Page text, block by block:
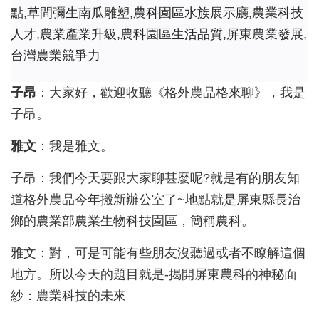
點,草間彌生南瓜雕塑,農科園區水族展示廳,農業科技
人才,農業產業升級,農科園區生活品質,屏東農業發展,
台灣農業競爭力
子昂 ：大家好，歡迎收聽《格外農品格來聊》，我是
子昂。
雅文 ：我是雅文。
子昂：我們今天要跟大家聊甚麼呢?就是有的朋友知
道格外農品今年搬新辦公室了~地點就是屏東縣長治
鄉的農業部農業生物科技園區，簡稱農科。
雅文：對，可是可能有些朋友沒聽過或者不瞭解這個
地方。 所以今天的題目就是-揭開屏東農科的神秘面
紗：農業科技的未來